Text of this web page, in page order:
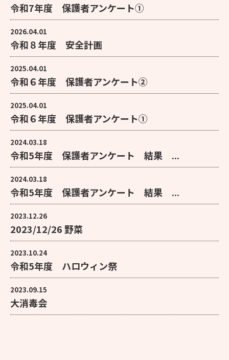
令和7年度 保護者アンケート①
2026.04.01
令和８年度 安全計画
2025.04.01
令和６年度 保護者アンケート②
2025.04.01
令和６年度 保護者アンケート①
2024.03.18
令和5年度 保護者アンケート 結果 ...
2024.03.18
令和5年度 保護者アンケート 結果 ...
2023.12.26
2023/12/26 野菜
2023.10.24
令和5年度 ハロウィン祭
2023.09.15
大消毒会